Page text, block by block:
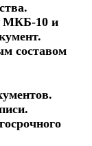
МКБ-10 и
составом